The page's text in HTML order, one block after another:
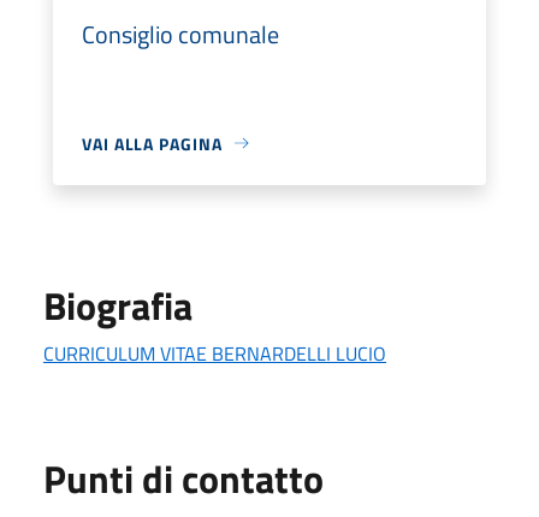
Consiglio comunale
VAI ALLA PAGINA
Biografia
CURRICULUM VITAE BERNARDELLI LUCIO
Punti di contatto